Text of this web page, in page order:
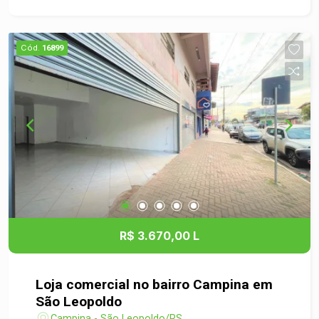
bairro em crescimento, com grande potencial de
visibilidade e fluxo de pessoas. - Proximidade a
pontos comerciais, transporte público e serviços
essenciais. Não perca essa oportunidade! Entre
em contato conosco para mais informações e
agende uma visita ao local. Estamos prontos para
ajudar você a encontrar o espaço ideal para o seu
negócio! Invista no seu sucesso!
Cód. 16899
R$ 3.670,00 L
Loja comercial no bairro Campina em
São Leopoldo